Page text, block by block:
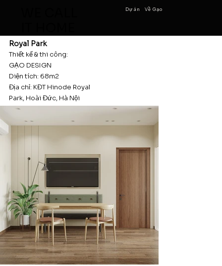
Dự án Về Gạo
Royal Park
Thiết kế & thi công:
GẠO DESIGN
Diện tích: 68m2
Địa chỉ: KĐT Hinode Royal
Park, Hoài Đức, Hà Nội